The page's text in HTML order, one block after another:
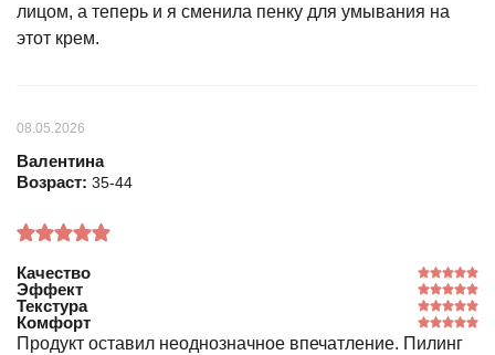
лицом, а теперь и я сменила пенку для умывания на
этот крем.
08.05.2026
Валентина
Возраст: 35-44
Качество
Эффект
Текстура
Комфорт
Продукт оставил неоднозначное впечатление. Пилинг